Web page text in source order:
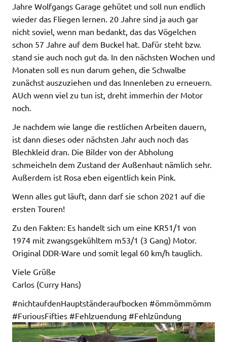
Jahre Wolfgangs Garage gehütet und soll nun endlich
wieder das Fliegen lernen. 20 Jahre sind ja auch gar
nicht soviel, wenn man bedankt, das das Vögelchen
schon 57 Jahre auf dem Buckel hat. Dafür steht bzw.
stand sie auch noch gut da. In den nächsten Wochen und
Monaten soll es nun darum gehen, die Schwalbe
zunächst auszuziehen und das Innenleben zu erneuern.
AUch wenn viel zu tun ist, dreht immerhin der Motor
noch.
Je nachdem wie lange die restlichen Arbeiten dauern,
ist dann dieses oder nächsten Jahr auch noch das
Blechkleid dran. Die Bilder von der Abholung
schmeicheln dem Zustand der Außenhaut nämlich sehr.
Außerdem ist Rosa eben eigentlich kein Pink.
Wenn alles gut läuft, dann darf sie schon 2021 auf die
ersten Touren!
Zu den Fakten: Es handelt sich um eine KR51/1 von
1974 mit zwangsgekühltem m53/1 (3 Gang) Motor.
Original DDR-Ware und somit legal 60 km/h tauglich.
Viele Grüße
Carlos (Curry Hans)
#nichtaufdenHauptständeraufbocken #ömmömmömm
#FuriousFifties #Fehlzuendung #Fehlzündung